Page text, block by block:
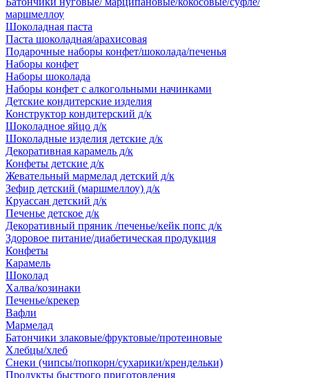
маршмеллоу
Шоколадная паста
Паста шоколадная/арахисовая
Подарочные наборы конфет/шоколада/печенья
Наборы конфет
Наборы шоколада
Наборы конфет с алкогольными начинками
Детские кондитерские изделия
Конструктор кондитерский д/к
Шоколадное яйцо д/к
Шоколадные изделия детские д/к
Декоративная карамель д/к
Конфеты детские д/к
Жевательный мармелад детский д/к
Зефир детский (маршмеллоу) д/к
Круассан детский д/к
Печенье детское д/к
Декоративный пряник /печенье/кейк попс д/к
Здоровое питание/диабетическая продукция
Конфеты
Карамель
Шоколад
Халва/козинаки
Печенье/крекер
Вафли
Мармелад
Батончики злаковые/фруктовые/протеиновые
Хлебцы/хлеб
Снеки (чипсы/попкорн/сухарики/крендельки)
Продукты быстрого приготовления